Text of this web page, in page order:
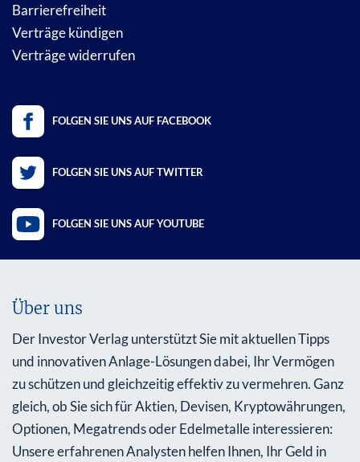
Barrierefreiheit
Verträge kündigen
Verträge widerrufen
FOLGEN SIE UNS AUF FACEBOOK
FOLGEN SIE UNS AUF TWITTER
FOLGEN SIE UNS AUF YOUTUBE
Über uns
Der Investor Verlag unterstützt Sie mit aktuellen Tipps
und innovativen Anlage-Lösungen dabei, Ihr Vermögen
zu schützen und gleichzeitig effektiv zu vermehren. Ganz
gleich, ob Sie sich für Aktien, Devisen, Kryptowährungen,
Optionen, Megatrends oder Edelmetalle interessieren:
Unsere erfahrenen Analysten helfen Ihnen, Ihr Geld in